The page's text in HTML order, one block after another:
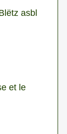
asbl
et le